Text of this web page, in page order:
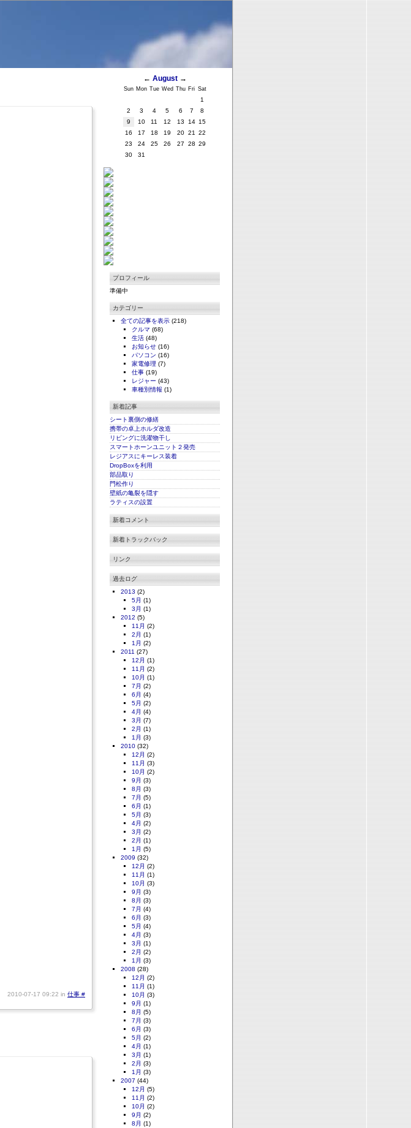
2010-07-17 09:22 in 仕事 #
← August→
Sun Mon Tue Wed Thu Fri Sat
1
2
3 4 5 6 7
8
9
10 11 12 13 14 15
16
17 18 19 20 21
22
23
24 25 26 27 28 29
30
31
プロフィール
準備中
カテゴリー
全ての記事を表示 (218)
クルマ (68)
生活 (48)
お知らせ (16)
パソコン (16)
家電修理 (7)
仕事 (19)
レジャー (43)
車種別情報 (1)
新着記事
シート裏側の修繕
携帯の卓上ホルダ改造
リビングに洗濯物干し
スマートホーンユニット２発売
レジアスにキーレス装着
DropBoxを利用
部品取り
門松作り
壁紙の亀裂を隠す
ラティスの設置
新着コメント
新着トラックバック
リンク
過去ログ
2013 (2)
5月 (1)
3月 (1)
2012 (5)
11月 (2)
2月 (1)
1月 (2)
2011 (27)
12月 (1)
11月 (2)
10月 (1)
7月 (2)
6月 (4)
5月 (2)
4月 (4)
3月 (7)
2月 (1)
1月 (3)
2010 (32)
12月 (2)
11月 (3)
10月 (2)
9月 (3)
8月 (3)
7月 (5)
6月 (1)
5月 (3)
4月 (2)
3月 (2)
2月 (1)
1月 (5)
2009 (32)
12月 (2)
11月 (1)
10月 (3)
9月 (3)
8月 (3)
7月 (4)
6月 (3)
5月 (4)
4月 (3)
3月 (1)
2月 (2)
1月 (3)
2008 (28)
12月 (2)
11月 (1)
10月 (3)
9月 (1)
8月 (5)
7月 (3)
6月 (3)
5月 (2)
4月 (1)
3月 (1)
2月 (3)
1月 (3)
2007 (44)
12月 (5)
11月 (2)
10月 (2)
9月 (2)
8月 (1)